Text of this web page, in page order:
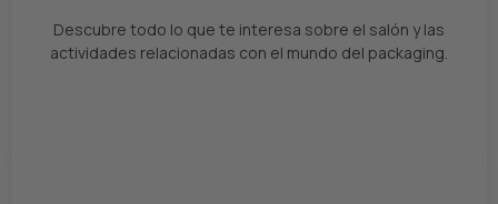
Descubre todo lo que te interesa sobre el salón y las
actividades relacionadas con el mundo del packaging.